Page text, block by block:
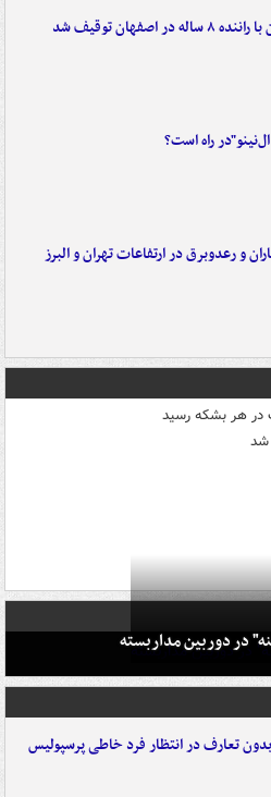
در اصفهان توقیف شد
راه است؟
و رعدوبرق در ارتفاعات تهران و البرز
تعارف در انتظار فرد خاطی پرسپولیس